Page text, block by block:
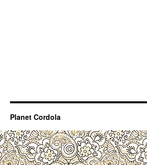
Planet Cordola